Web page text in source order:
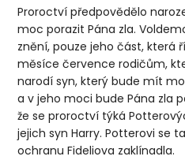
Proroctví předpovědělo
moc porazit Pána zla.
znění, pouze jeho část, která
měsíce července rodičům,
narodí syn, který bude mít
a v jeho moci bude Pána zla
že se proroctví týká
jejich syn Harry. Potterovi se
ochranu Fideliova zaklínadla.